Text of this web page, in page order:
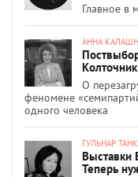
Главное в
АННА
О
феномене
одного человека
ГУЛЬНАР
Выставки
Теперь